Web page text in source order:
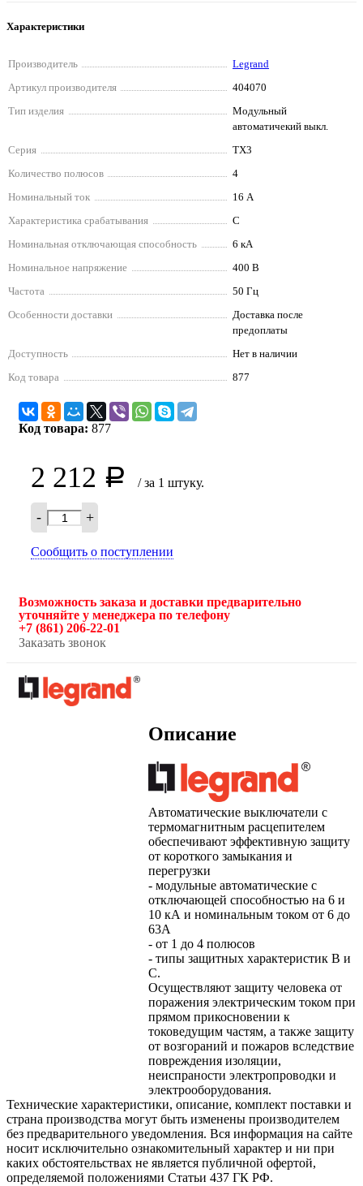
Характеристики
Производитель
Legrand
Артикул производителя
404070
Тип изделия
Модульный
автоматичекий выкл.
Серия
TX3
Количество полюсов
4
Номинальный ток
16 А
Характеристика срабатывания
C
Номинальная отключающая способность
6 кА
Номинальное напряжение
400 В
Частота
50 Гц
Особенности доставки
Доставка после
предоплаты
Доступность
Нет в наличии
Код товара
877
Код товара: 877
2 212 Р / за 1 штуку.
- +
Сообщить о поступлении
Возможность заказа и доставки предварительно
уточняйте у менеджера по телефону
+7 (861) 206-22-01
Заказать звонок
Описание
Автоматические выключатели с
термомагнитным расцепителем
обеспечивают эффективную защиту
от короткого замыкания и
перегрузки
- модульные автоматические с
отключающей способностью на 6 и
10 кА и номинальным током от 6 до
63А
- от 1 до 4 полюсов
- типы защитных характеристик B и
C.
Осуществляют защиту человека от
поражения электрическим током при
прямом прикосновении к
токоведущим частям, а также защиту
от возгораний и пожаров вследствие
повреждения изоляции,
неиспраности электропроводки и
электрооборудования.
Технические характеристики, описание, комплект поставки и
страна производства могут быть изменены производителем
без предварительного уведомления. Вся информация на сайте
носит исключительно ознакомительный характер и ни при
каких обстоятельствах не является публичной офертой,
определяемой положениями Статьи 437 ГК РФ.